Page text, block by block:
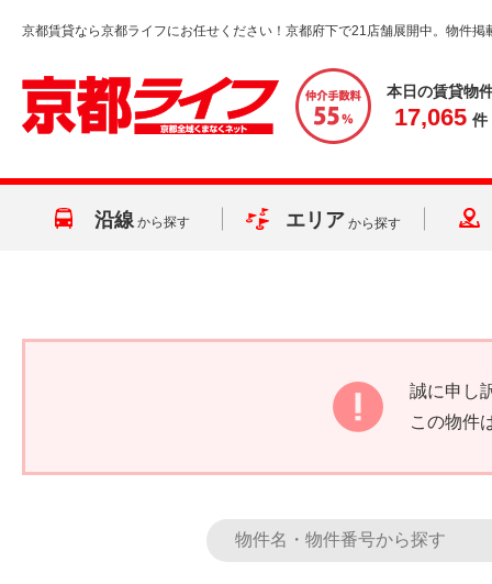
京都賃貸なら京都ライフにお任せください！京都府下で21店舗展開中。物件掲
本日の賃貸物
17,065 件
沿線 から探す エリア から探す
誠に申し
この物件